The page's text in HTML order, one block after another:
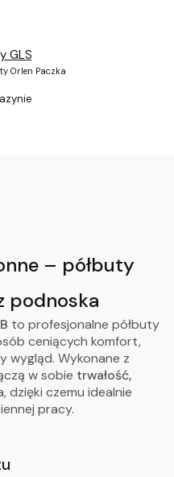
GLS
Orlen Paczka
– półbuty
podnoska
to profesjonalne półbuty
ceniących komfort,
wygląd. Wykonane z
w sobie trwałość,
dzięki czemu idealnie
pracy.